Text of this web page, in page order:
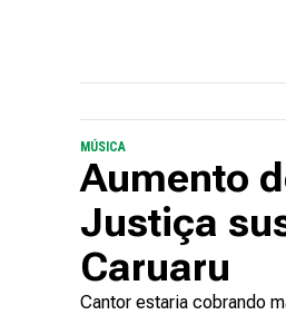
MÚSICA
Aumento
Justiça
Caruaru
Cantor estaria cobrando